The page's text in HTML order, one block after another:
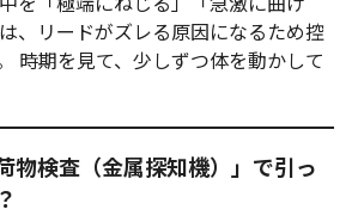
、リードがズレる原因になるため控
時期を見て、少しずつ体を動かして
物検査（金属探知機）」で引っ